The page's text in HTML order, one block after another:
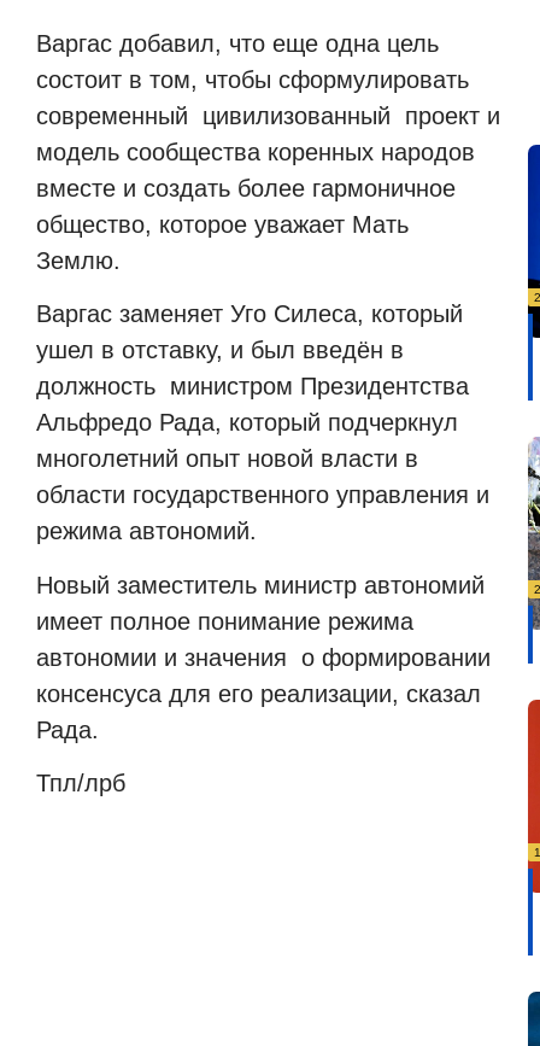
Варгас добавил, что еще одна цель
состоит в том, чтобы сформулировать
современный цивилизованный проект и
модель сообщества коренных народов
вместе и создать более гармоничное
общество, которое уважает Мать
Землю.
Варгас заменяет Уго Силеса, который
ушел в отставку, и был введён в
должность министром Президентства
Альфредо Рада, который подчеркнул
многолетний опыт новой власти в
области государственного управления и
режима автономий.
Новый заместитель министр автономий
имеет полное понимание режима
автономии и значения о формировании
консенсуса для его реализации, сказал
Рада.
Тпл/лрб